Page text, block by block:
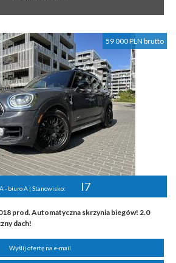
59 000 PLN brutto
- biuro A | Stanowisko: I7
prod. Automatyczna skrzynia biegów! 2.0
dach!
Wyślij ofertę na e-mail